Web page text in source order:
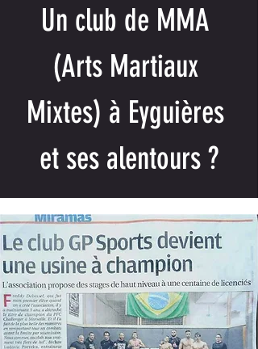
Un club de MMA
(Arts Martiaux
Mixtes) à Eyguières
et ses alentours ?